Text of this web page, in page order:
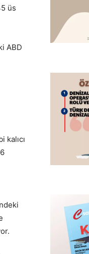
üs
ABD
kalıcı